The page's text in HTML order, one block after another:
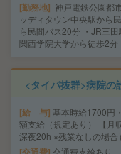
勤務地 神戸電鉄公園都
ッディタウン中央駅から
ら民間バス20分 ・JR三
関西学院大学から徒歩2分
<タイパ抜群>病院
給 与 基本時給1700円
額支給（規定あり） 【月
深夜20h ※残業なしの場合）
交通費支給あり